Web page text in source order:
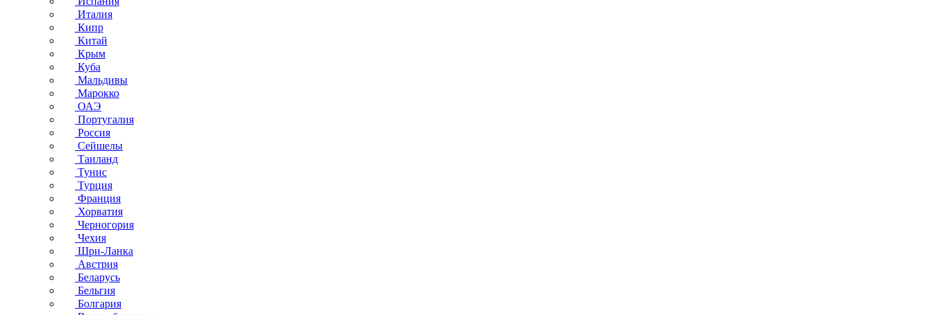
Италия
Кипр
Китай
Крым
Куба
Мальдивы
Марокко
ОАЭ
Португалия
Россия
Сейшелы
Таиланд
Тунис
Турция
Франция
Хорватия
Черногория
Чехия
Шри-Ланка
Австрия
Беларусь
Бельгия
Болгария